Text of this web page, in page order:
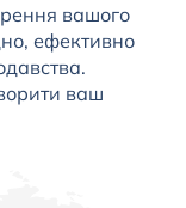
вашого
ефективно
ваш